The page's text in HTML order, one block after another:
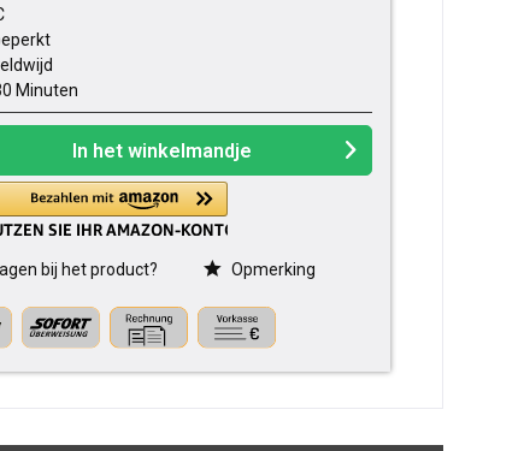
Minuten
In het winkelmandje
bij het product? Opmerking